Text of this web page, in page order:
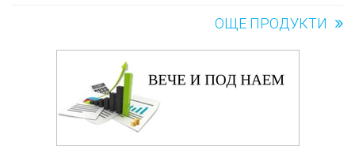
ОЩЕ ПРОДУКТИ